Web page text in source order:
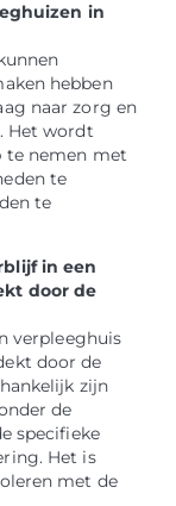
in
hebben
naar zorg en
Het wordt
te nemen met
te
te
in een
door de
verpleeghuis
door de
zijn
de
specifieke
Het is
met de